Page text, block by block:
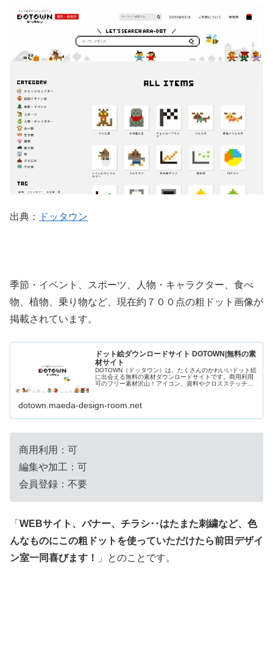
出典： ドッタウン
季節・イベント、スポーツ、人物・キャラクター、食べ
物、植物、乗り物など、現在約７００点の粗ドット画像が
掲載されています。
ドット絵ダウンロードサイト DOTOWN|無料の素
材サイト
DOTOWN（ドッタウン）は、たくさんのかわいいドット絵
に出会える無料の素材ダウンロードサイトです。商用利用
可のフリー素材沢山！アイコン、資料やクロスステッチの
dotown.maeda-design-room.net
商用利用：可
編集や加工：可
会員登録：不要
「 WEBサイト、バナー、チラシ‥はたまた刺繍など、色
んなものにこの粗ドットを使っていただけたら前田デザイ
ン室一同喜びます！
」とのことです。